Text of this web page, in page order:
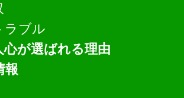
ラブル
心が選ばれる理由
報